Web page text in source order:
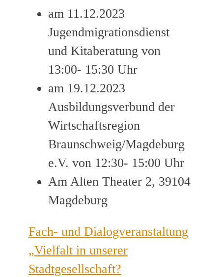
am 11.12.2023
Jugendmigrationsdienst
und Kitaberatung von
13:00- 15:30 Uhr
am 19.12.2023
Ausbildungsverbund der
Wirtschaftsregion
Braunschweig/Magdeburg
e.V. von 12:30- 15:00 Uhr
Am Alten Theater 2, 39104
Magdeburg
Fach- und Dialogveranstaltung
„Vielfalt in unserer
Stadtgesellschaft?